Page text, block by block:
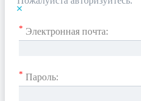
* Электронная почта:
* Пароль: